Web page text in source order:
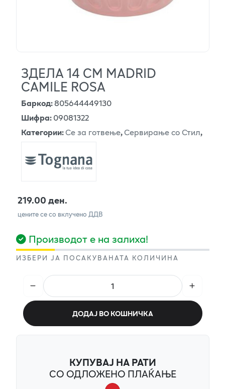
ЗДЕЛА 14 СМ MADRID
CAMILE ROSA
Баркод:805644449130
Шифра:09081322
Категории:Се за готвење,Сервирање со Стил,
219.00 ден.
цените се со вклучено ДДВ
Производот е на залиха!
ИЗБЕРИ ЈА ПОСАКУВАНАТА КОЛИЧИНА
ДОДАЈ ВО КОШНИЧКА
КУПУВАЈ НА РАТИ
СО ОДЛОЖЕНО ПЛАЌАЊЕ